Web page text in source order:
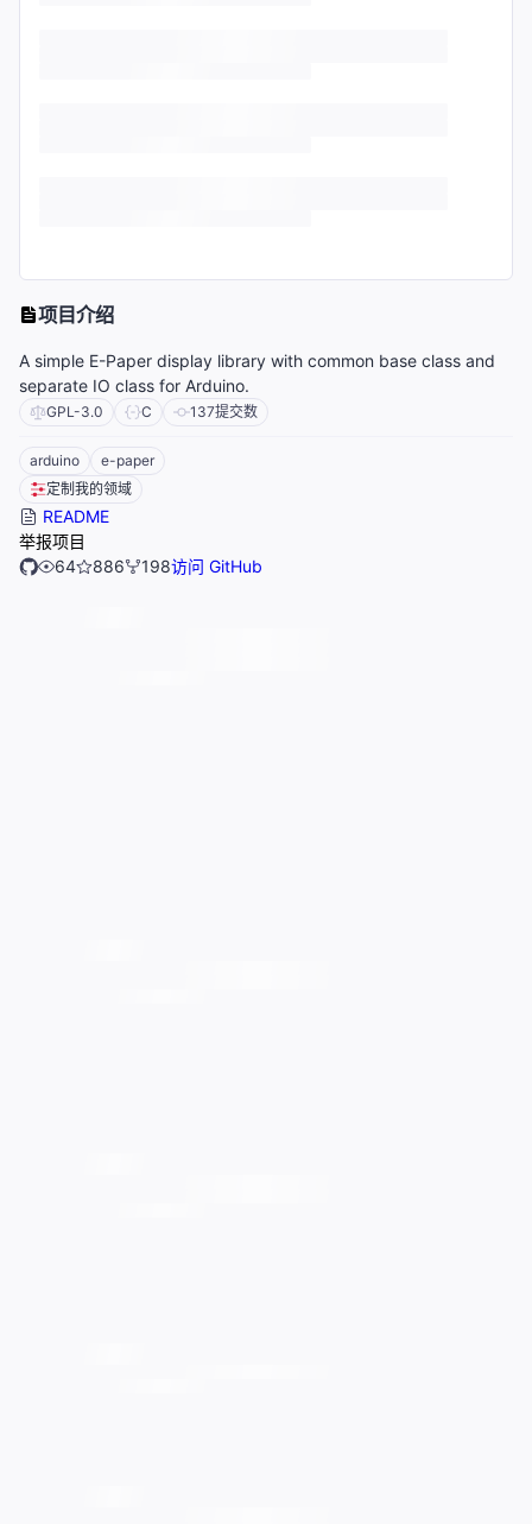
项目介绍
A simple E-Paper display library with common base class and
separate IO class for Arduino.
GPL-3.0 C 137提交数
arduino
e-paper
定制我的领域
README
举报项目
64
886 198访问 GitHub